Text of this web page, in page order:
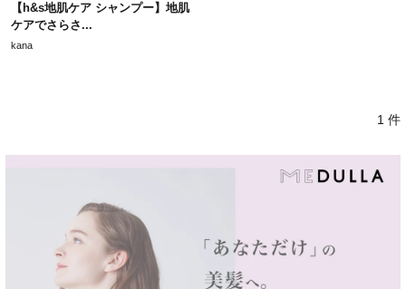
【h&s地肌ケア シャンプー】地肌
ケアでさらさ...
kana
1 件